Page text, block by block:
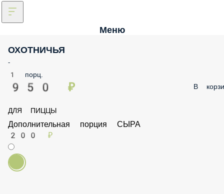
Меню
ОХОТНИЧЬЯ
-
1 порц.
950 ₽ В
ДЛЯ ПИЦЦЫ
Дополнительная порция СЫРА
200 ₽